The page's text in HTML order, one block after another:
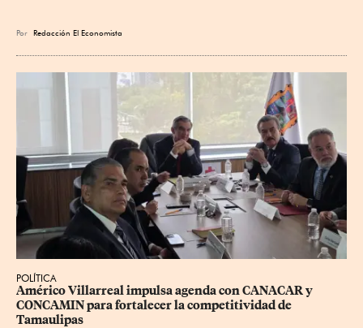
Por Redacción El Economista
POLÍTICA
Américo Villarreal impulsa agenda con CANACAR y
CONCAMIN para fortalecer la competitividad de
Tamaulipas